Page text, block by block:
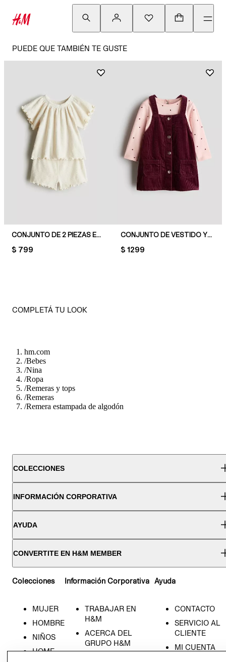
PUEDE QUE TAMBIÉN TE GUSTE
CONJUNTO DE 2 PIEZAS EN PUNTO ACANALADO
PRICE:
$ 799
CONJUNTO DE VESTIDO Y REMERA
PRICE:
$ 1299
COMPLETÁ TU LOOK
hm.com
/Bebes
/Nina
/Ropa
/Remeras y tops
/Remeras
/Remera estampada de algodón
COLECCIONES
INFORMACIÓN CORPORATIVA
AYUDA
CONVERTITE EN H&M MEMBER
Colecciones
MUJER
HOMBRE
NIÑOS
HOME
Información Corporativa
TRABAJAR EN
H&M
ACERCA DEL
GRUPO H&M
Ayuda
CONTACTO
SERVICIO AL
CLIENTE
MI CUENTA